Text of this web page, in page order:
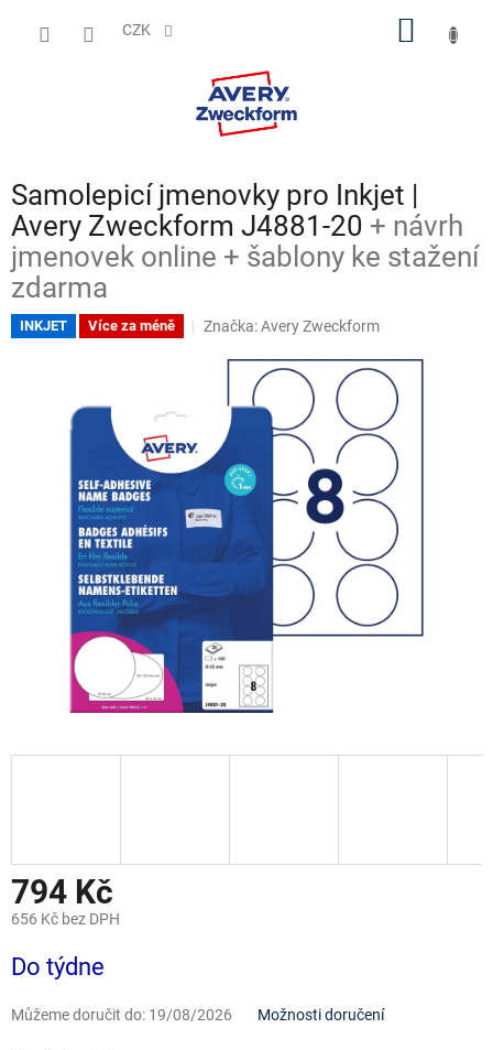
CZK
Samolepicí jmenovky pro Inkjet |
Avery Zweckform J4881-20 + návrh
jmenovek online + šablony ke stažení
zdarma
INKJET Více za méně Značka:Avery Zweckform
794 Kč
656 Kč bez DPH
cena:
Do týdne
Můžeme doručit do: 19/08/2026 Možnosti doručení